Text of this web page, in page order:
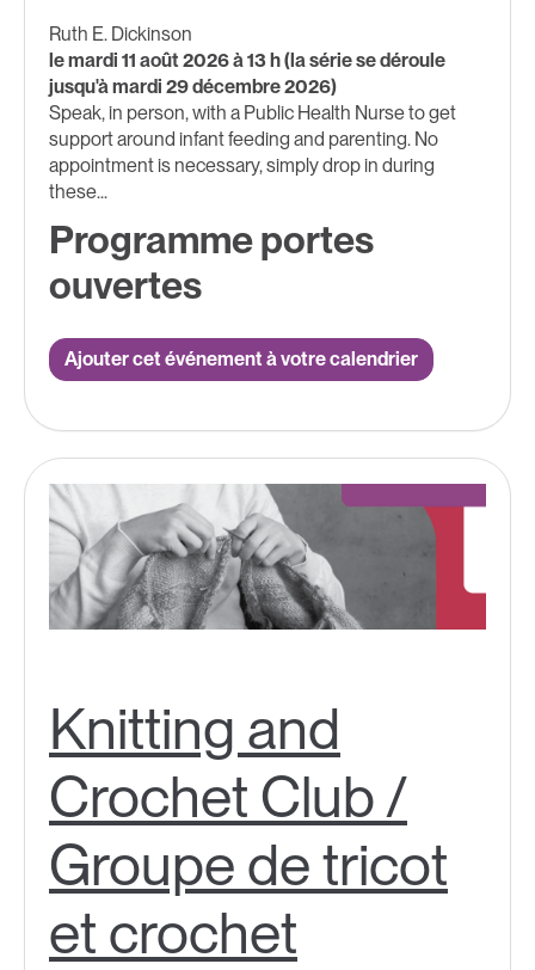
Ruth E. Dickinson
le mardi 11 août 2026 à 13 h (la série se déroule
jusqu'à mardi 29 décembre 2026)
Speak, in person, with a Public Health Nurse to get
support around infant feeding and parenting. No
appointment is necessary, simply drop in during
these...
Programme portes
ouvertes
Ajouter cet événement à votre calendrier
Knitting and
Crochet Club /
Groupe de tricot
et crochet